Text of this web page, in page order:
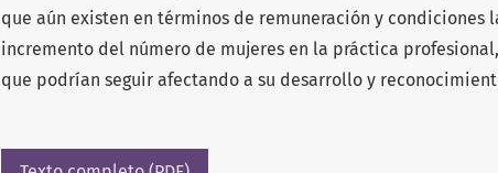
que aún existen en términos de remuneración y condiciones
incremento del número de mujeres en la práctica
que podrían seguir afectando a su desarrollo y